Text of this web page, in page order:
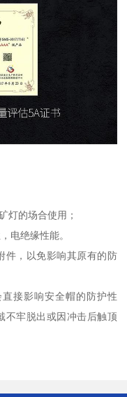
灯的场合使用；
电绝缘性能。
件，以免影响其原有的防
接影响安全帽的防护性
不牢脱出或因冲击后触顶